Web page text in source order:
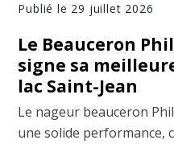
Publié le 29 juillet 2026
Le Beauceron
signe sa
lac Saint-Jean
Le nageur beauceron
une solide performance,